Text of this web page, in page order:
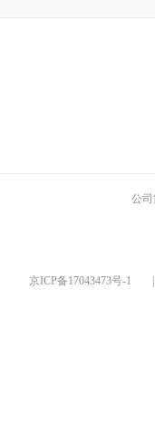
公司
京ICP备17043473号-1